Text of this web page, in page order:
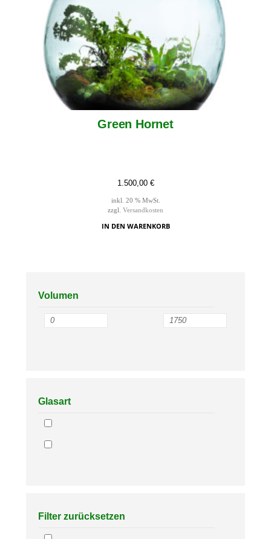
Green Hornet
1.500,00 €
inkl. 20 % MwSt.
zzgl. Versandkosten
IN DEN WARENKORB
Volumen
Glasart
Filter zurücksetzen